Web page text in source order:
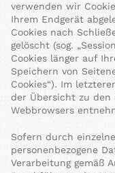
verwenden wir
Ihrem Endgerät
Cookies nach
gelöscht (sog.
Cookies länger auf
Speichern von
Cookies“). Im
der Übersicht zu den
Webbrowsers
Sofern durch
personenbezogene
Verarbeitung gemäß